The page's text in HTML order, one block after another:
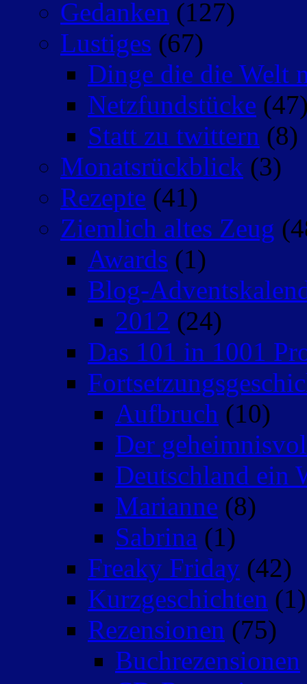
Gedanken (127)
Lustiges (67)
Dinge die die Welt
Netzfundstücke
Statt zu twittern (8)
Monatsrückblick (3)
Rezepte (41)
Ziemlich altes Zeug
Awards (1)
Blog-
2012 (24)
Das 101 in 1001
Aufbruch (10)
Der
Deutschland ein
Marianne (8)
Sabrina (1)
Freaky Friday (42)
Kurzgeschichten (1)
Rezensionen (75)
Buchrezensionen